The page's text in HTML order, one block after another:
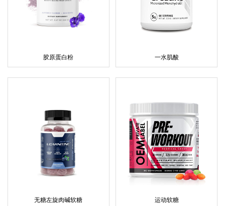
胶原蛋白粉 一水肌酸
无糖左旋肉碱软糖 运动软糖